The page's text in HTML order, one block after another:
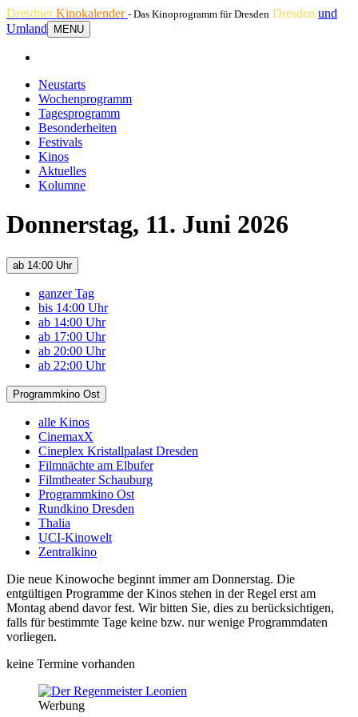
DresdnerKinokalender - Das Kinoprogramm für Dresden Dresden und
Umland
MENU
Neustarts
Wochenprogramm
Tagesprogramm
Besonderheiten
Festivals
Kinos
Aktuelles
Kolumne
Donnerstag, 11. Juni 2026
ab 14:00 Uhr
ganzer Tag
bis 14:00 Uhr
ab 14:00 Uhr
ab 17:00 Uhr
ab 20:00 Uhr
ab 22:00 Uhr
Programmkino Ost
alle Kinos
CinemaxX
Cineplex Kristallpalast Dresden
Filmnächte am Elbufer
Filmtheater Schauburg
Programmkino Ost
Rundkino Dresden
Thalia
UCI-Kinowelt
Zentralkino
Die neue Kinowoche beginnt immer am Donnerstag. Die
entgültigen Programme der Kinos stehen in der Regel erst am
Montag abend davor fest. Wir bitten Sie, dies zu berücksichtigen,
falls für bestimmte Tage keine bzw. nur wenige Programmdaten
vorliegen.
keine Termine vorhanden
Werbung